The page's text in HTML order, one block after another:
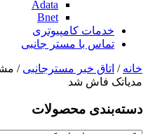
Adata
Bnet
خدمات کامپیوتری
تماس با مستر جانبی
خانه / اتاق خبر مسترجانبی
مدیاتک فاش شد
دسته‌بندی‌ محصولات